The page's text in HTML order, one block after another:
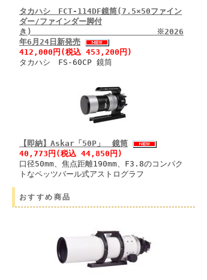
タカハシ FCT-114DF鏡筒(7.5×50ファイン
ダー/ファインダー脚付
き) ※2026
年6月24日新発売
412,000円(税込 453,200円)
タカハシ FS-60CP 鏡筒
【即納】Askar「50P」 鏡筒
40,773円(税込 44,850円)
口径50mm、焦点距離190mm、F3.8のコンパク
トなペッツバール式アストログラフ
おすすめ商品